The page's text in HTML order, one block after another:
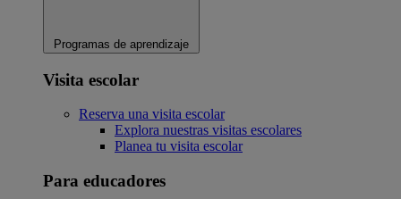
Programas de aprendizaje
Visita escolar
Reserva una visita escolar
Explora nuestras visitas escolares
Planea tu visita escolar
Para educadores